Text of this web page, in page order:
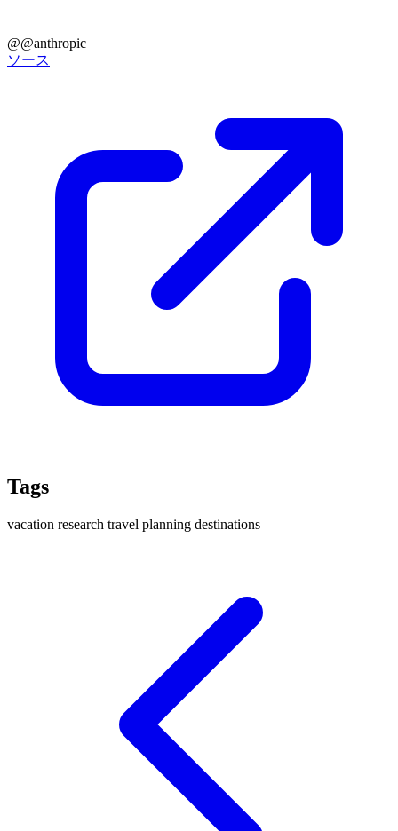
@@anthropic
ソース
Tags
vacation research travel planning destinations